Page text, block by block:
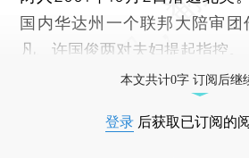
国内华达州一个联邦大陪审团
凡、许国俊两对夫妇提起指控。
本文共计0字 订阅后继
登录 后获取已订阅的